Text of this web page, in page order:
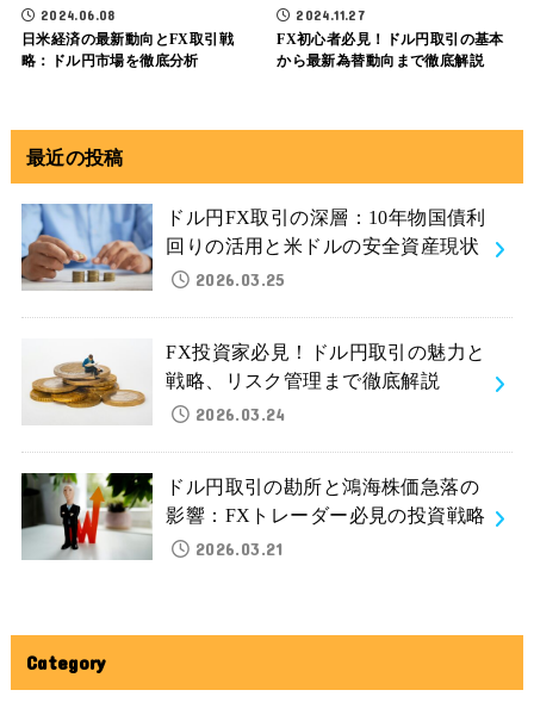
2024.06.08
日米経済の最新動向とFX取引戦
略：ドル円市場を徹底分析
2024.11.27
FX初心者必見！ドル円取引の基本
から最新為替動向まで徹底解説
最近の投稿
ドル円FX取引の深層：10年物国債利
回りの活用と米ドルの安全資産現状
2026.03.25
FX投資家必見！ドル円取引の魅力と
戦略、リスク管理まで徹底解説
2026.03.24
ドル円取引の勘所と鴻海株価急落の
影響：FXトレーダー必見の投資戦略
2026.03.21
Category